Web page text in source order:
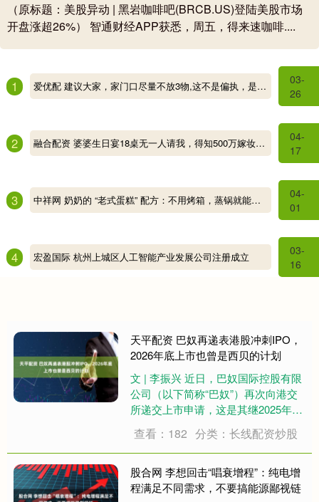
（原标题：美股异动 | 黑岩咖啡吧(BRCB.US)登陆美股市场
开盘涨超26%） 智通财经APP获悉，周五，得来速咖啡....
1 爱优配 建议大家，家门口尽量不放3物,这不是偏执，是过来人的经验！_镜子_家庭_好运
03-
26
2 融合配资 婆婆生日宴18桌无一人请我，得知500万嫁妆被掏空，我冷笑报4字
04-
17
3 中祥网 奶奶的 “老式蛋糕” 配方：不用烤箱，蒸锅就能做，比买的健康_面糊_蒸笼_带着
04-
01
4 宏盈国际 杭州上城区人工智能产业发展公司注册成立
03-
16
天平配资 巴奴再递表港股冲刺IPO，
2026年底上市也曾是西贝的计划
文 | 李振兴 近日，巴奴国际控股有限
公司（以下简称“巴奴”）再次向港交
所递交上市申请，这是其继2025年12
被巴奴创始人杜中兵支持的西贝贾国
龙已经退居幕后，西贝的上市步伐也
大幅放慢或难以实现了。 业绩三年
持....
查看：182 分类：长线配资炒股
股合网 李想回击“唱衰增程”：纯电增
程满足不同需求，不要搞能源鄙视链